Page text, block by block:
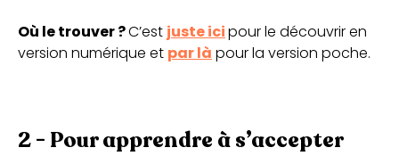
Où le trouver ?C’est juste icipour le découvrir en
version numérique et par là pour la version poche.
2 - Pour apprendre à s’accepter